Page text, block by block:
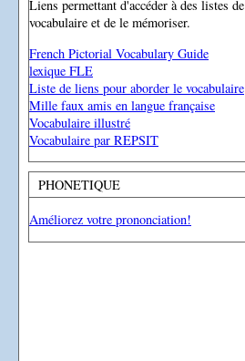
Liens permettant d'accéder à des listes de
vocabulaire et de le mémoriser.
French Pictorial Vocabulary Guide
lexique FLE
Liste de liens pour aborder le vocabulaire
Mille faux amis en langue française
Vocabulaire illustré
Vocabulaire par REPSIT
PHONETIQUE
Améliorez votre prononciation!